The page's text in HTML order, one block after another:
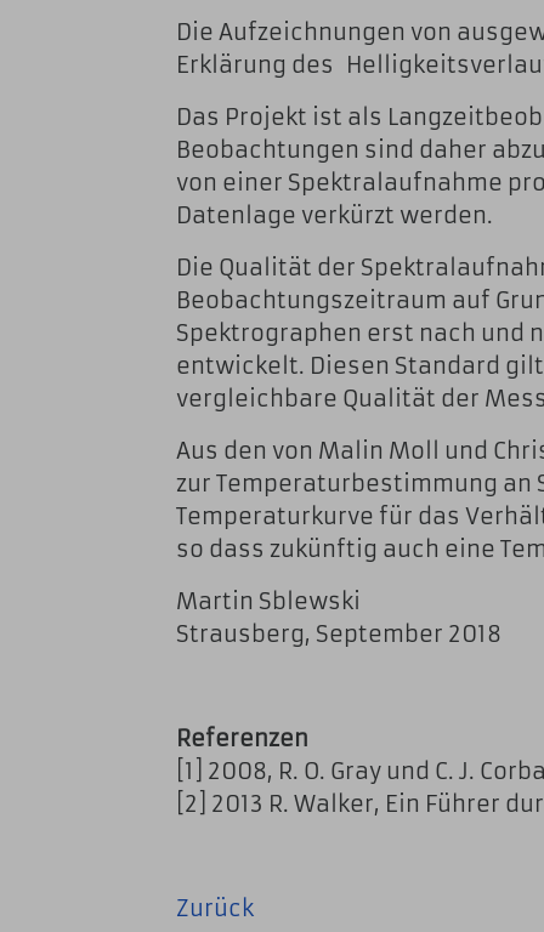
Die Aufzeichnungen von
Erklärung des
Das Projekt ist als
Beobachtungen sind daher
von einer Spektralaufnahme
Datenlage verkürzt werden.
Die Qualität der
Beobachtungszeitraum auf
Spektrographen erst nach und
entwickelt. Diesen Standard
vergleichbare Qualität der
Aus den von Malin Moll und
zur Temperaturbestimmung
Temperaturkurve für das
so dass zukünftig auch eine
Martin Sblewski
Strausberg, September 2018
Referenzen
[1] 2008, R. O. Gray und C. J.
[2] 2013 R. Walker, Ein Führer
Zurück